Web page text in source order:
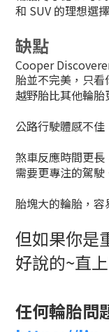
和 SUV 的理想選
缺點
Cooper
胎並不完美，只看
越野胎比其他輪胎
公路行駛體感不佳
煞車反應時間更長
需要更專注的駕駛
胎塊大的輪胎，
但如果你是
好說的~直
任何輪胎問